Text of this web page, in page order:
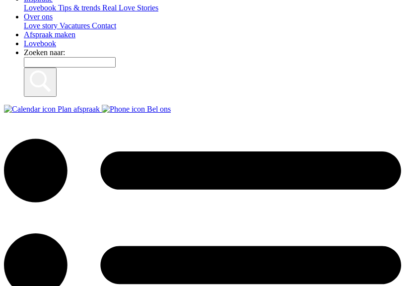
Lovebook Tips & trends Real Love Stories
Over ons
Love story Vacatures Contact
Afspraak maken
Lovebook
Zoeken naar:
Plan afspraak Bel ons